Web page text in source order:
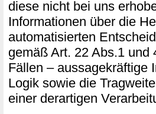
diese nicht bei uns
Informationen über die
automatisierten
gemäß Art. 22 Abs.1
Fällen – aussagekräftige
Logik sowie die
einer derartigen